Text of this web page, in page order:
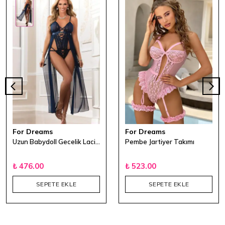
For Dreams
₺ 476.00
SEPETE EKLE
For Dreams
Pembe Jartiyer Takımı
₺ 523.00
SEPETE EKLE